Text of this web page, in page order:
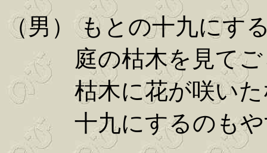
（男） もとの十九にす
庭の枯木を見てご
枯木に花が咲いた
十九にするのもや